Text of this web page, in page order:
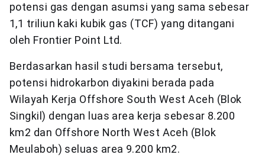
potensi gas dengan asumsi yang sama sebesar
1,1 triliun kaki kubik gas (TCF) yang ditangani
oleh Frontier Point Ltd.
Berdasarkan hasil studi bersama tersebut,
potensi hidrokarbon diyakini berada pada
Wilayah Kerja Offshore South West Aceh (Blok
Singkil) dengan luas area kerja sebesar 8.200
km2 dan Offshore North West Aceh (Blok
Meulaboh) seluas area 9.200 km2.